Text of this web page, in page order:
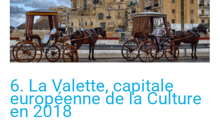
6. La Valette, capitale
européenne de la Culture
en 2018